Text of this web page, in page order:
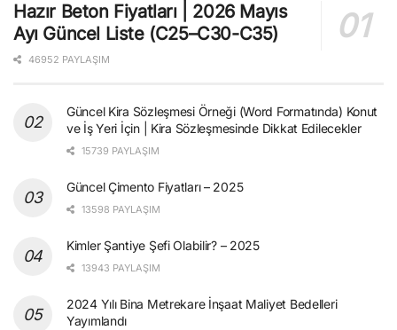
Hazır Beton Fiyatları | 2026 Mayıs
Ayı Güncel Liste (C25–C30-C35)
46952 PAYLAŞIM
Güncel Kira Sözleşmesi Örneği (Word Formatında) Konut
ve İş Yeri İçin | Kira Sözleşmesinde Dikkat Edilecekler
15739 PAYLAŞIM
Güncel Çimento Fiyatları – 2025
13598 PAYLAŞIM
Kimler Şantiye Şefi Olabilir? – 2025
13943 PAYLAŞIM
2024 Yılı Bina Metrekare İnşaat Maliyet Bedelleri
Yayımlandı